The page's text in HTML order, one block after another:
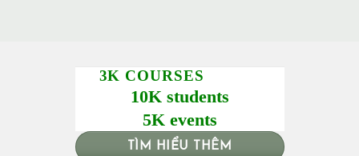
3K COURSES
10K students
5K events
TÌM HIỂU THÊM